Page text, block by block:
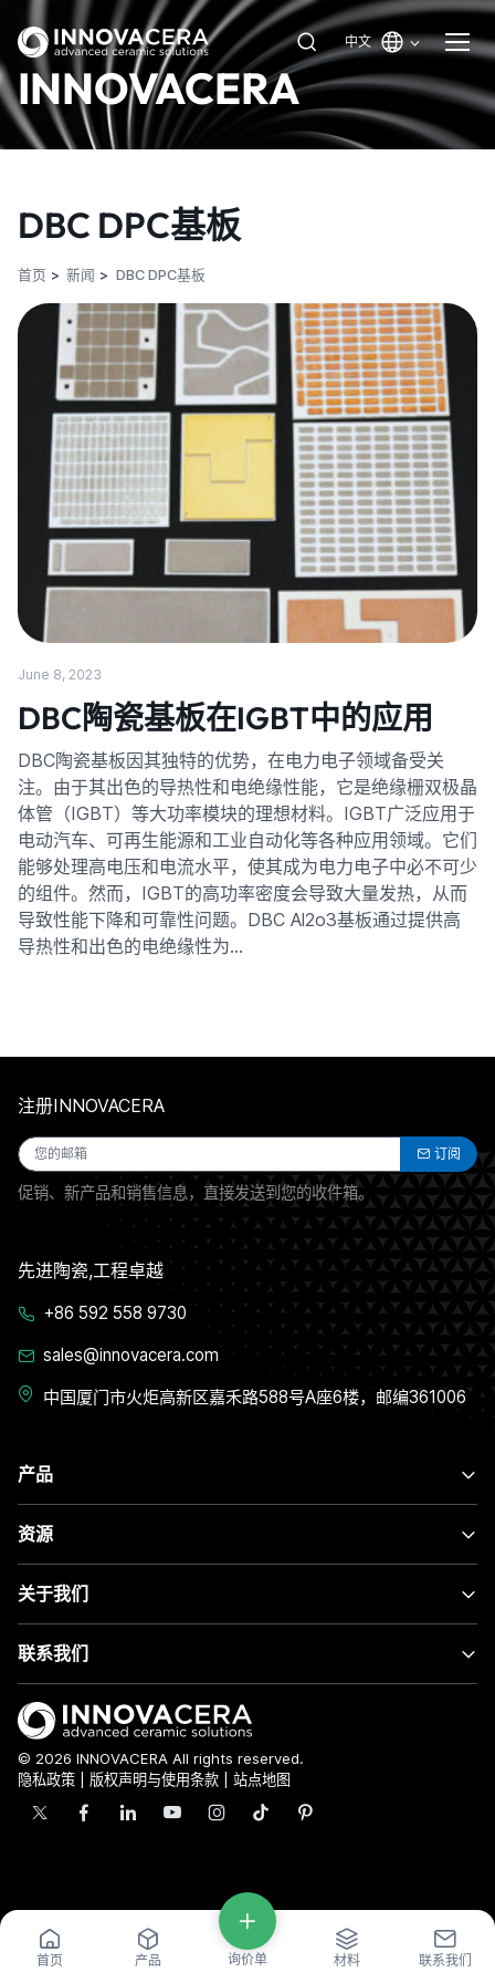
中文
首页 产品 询价单 材料 联系我们
INNOVACERA
DBC DPC基板
首页 新闻 DBC DPC基板
June 8, 2023
DBC陶瓷基板在IGBT中的应用
DBC陶瓷基板因其独特的优势，在电力电子领域备受关
注。由于其出色的导热性和电绝缘性能，它是绝缘栅双极晶
体管（IGBT）等大功率模块的理想材料。IGBT广泛应用于
电动汽车、可再生能源和工业自动化等各种应用领域。它们
能够处理高电压和电流水平，使其成为电力电子中必不可少
的组件。然而，IGBT的高功率密度会导致大量发热，从而
导致性能下降和可靠性问题。DBC Al2o3基板通过提供高
导热性和出色的电绝缘性为…
产品
资源
关于我们
联系我们
注册INNOVACERA
订阅
促销、新产品和销售信息，直接发送到您的收件箱。
先进陶瓷,工程卓越
+86 592 558 9730
sales@innovacera.com
中国厦门市火炬高新区嘉禾路588号A座6楼，邮编361006
© 2026 INNOVACERA All rights reserved.
隐私政策
版权声明与使用条款 站点地图